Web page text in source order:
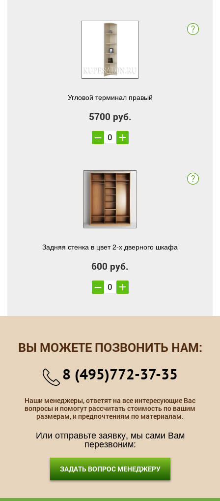
Угловой терминал правый
5700 руб.
Задняя стенка в цвет 2-х дверного шкафа
600 руб.
ВЫ МОЖЕТЕ ПОЗВОНИТЬ НАМ:
8 (495)772-37-35
Наши менеджеры, ответят на все интересующие Вас
вопросы и помогут рассчитать стоимость по вашим
размерам, и предпочтениям по материалам.
Или отправьте заявку, мы сами Вам
перезвоним:
ЗАДАТЬ ВОПРОС МЕНЕДЖЕРУ